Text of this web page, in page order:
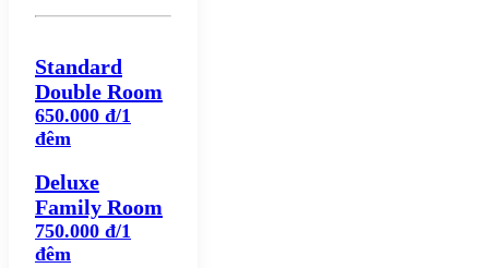
Standard
Double Room
650.000 đ/1
đêm
Deluxe
Family Room
750.000 đ/1
đêm